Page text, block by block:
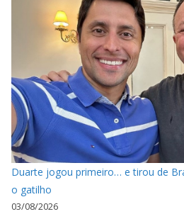
Duarte jogou primeiro… e tirou de
o gatilho
03/08/2026